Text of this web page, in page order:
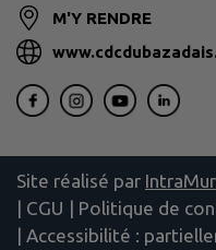
M'Y RENDRE
Site réalisé par
| CGU | Politique de
| Accessibilité :